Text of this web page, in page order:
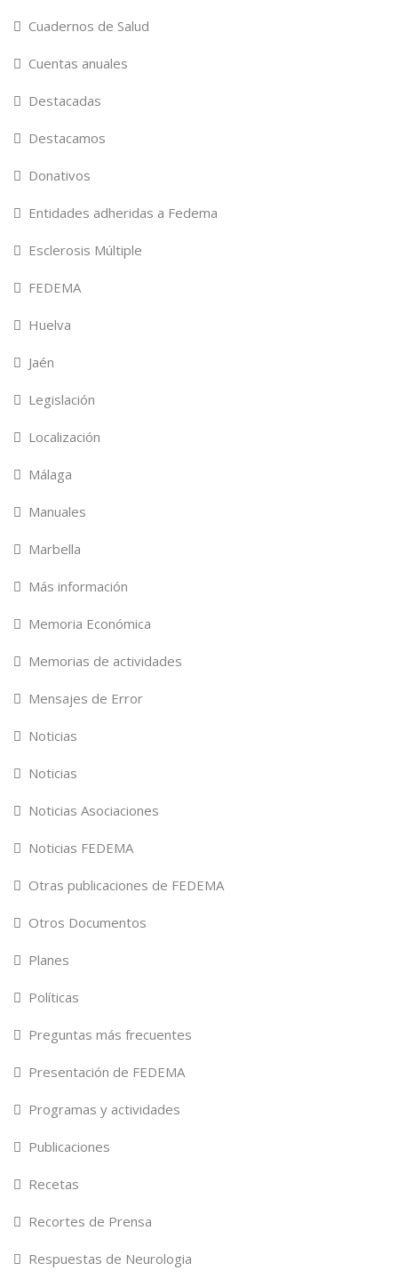
Cuadernos de Salud
Cuentas anuales
Destacadas
Destacamos
Donativos
Entidades adheridas a Fedema
Esclerosis Múltiple
FEDEMA
Huelva
Jaén
Legislación
Localización
Málaga
Manuales
Marbella
Más información
Memoria Económica
Memorias de actividades
Mensajes de Error
Noticias
Noticias
Noticias Asociaciones
Noticias FEDEMA
Otras publicaciones de FEDEMA
Otros Documentos
Planes
Políticas
Preguntas más frecuentes
Presentación de FEDEMA
Programas y actividades
Publicaciones
Recetas
Recortes de Prensa
Respuestas de Neurologia